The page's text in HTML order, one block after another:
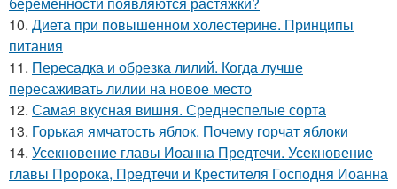
10. Диета при повышенном холестерине. Принципы
питания
11. Пересадка и обрезка лилий. Когда лучше
пересаживать лилии на новое место
12. Самая вкусная вишня. Среднеспелые сорта
13. Горькая ямчатость яблок. Почему горчат яблоки
14. Усекновение главы Иоанна Предтечи. Усекновение
главы Пророка, Предтечи и Крестителя Господня Иоанна